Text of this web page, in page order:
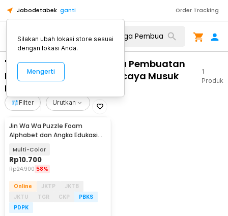
Jabodetabek ganti Order Tracking
"WA 0812 2782 5310 Harga Pembuatan
Plafon Ukuran 3x6 Terpercaya Musuk
Boyolali"
1
Produk
Filter Urutkan
Jin Wa Wa Puzzle Foam
Alphabet dan Angka Edukasi
Multi-Color
Rp10.700
Rp24.900 58%
Online JKTP
JKTB
JKTU
TGR CKP
PBKS
PDPK
Silakan ubah lokasi store sesuai
dengan lokasi Anda.
Mengerti